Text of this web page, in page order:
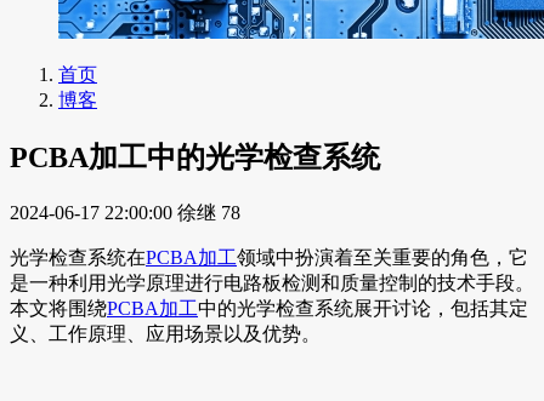
首页
博客
PCBA加工中的光学检查系统
2024-06-17 22:00:00 徐继 78
光学检查系统在PCBA加工领域中扮演着至关重要的角色，它
是一种利用光学原理进行电路板检测和质量控制的技术手段。
本文将围绕PCBA加工中的光学检查系统展开讨论，包括其定
义、工作原理、应用场景以及优势。